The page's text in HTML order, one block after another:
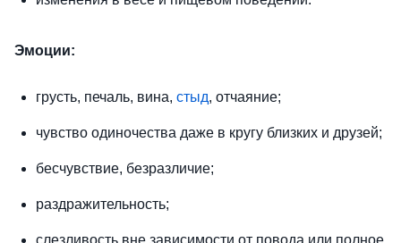
Эмоции:
грусть, печаль, вина, стыд, отчаяние;
чувство одиночества даже в кругу близких и друзей;
бесчувствие, безразличие;
раздражительность;
слезливость вне зависимости от повода или полное